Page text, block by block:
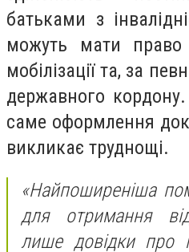
батьками з
можуть мати право
мобілізації та, за
державного
саме оформлення
викликає труднощі.
«Найпоширеніша
для отримання
лише довідки про